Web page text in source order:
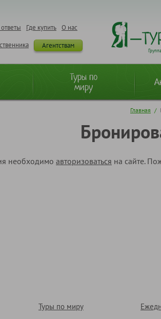
О нас
Где купить
Агентствам
Туры по
миру
Главная /
необходимо авторизоваться на сайте.
Туры по миру